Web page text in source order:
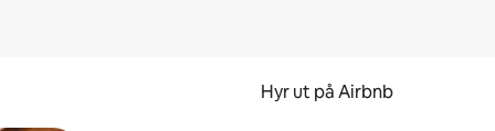
Hyr ut på Airbnb